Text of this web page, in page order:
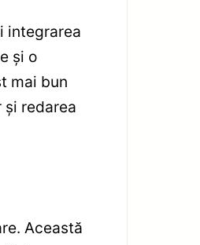
integrarea
și o
mai bun
redarea
Această